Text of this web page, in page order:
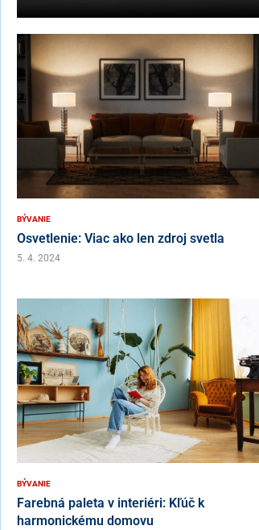
BÝVANIE
Osvetlenie: Viac ako len zdroj svetla
5. 4. 2024
BÝVANIE
Farebná paleta v interiéri: Kľúč k
harmonickému domovu